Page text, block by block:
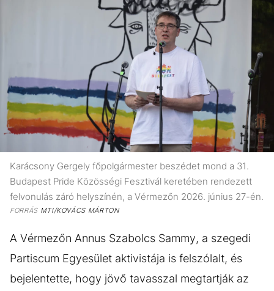
Karácsony Gergely főpolgármester beszédet mond a 31.
Budapest Pride Közösségi Fesztivál keretében rendezett
felvonulás záró helyszínén, a Vérmezőn 2026. június 27-én.
FORRÁSMTI/KOVÁCS MÁRTON
A Vérmezőn Annus Szabolcs Sammy, a szegedi
Partiscum Egyesület aktivistája is felszólalt, és
bejelentette, hogy jövő tavasszal megtartják az